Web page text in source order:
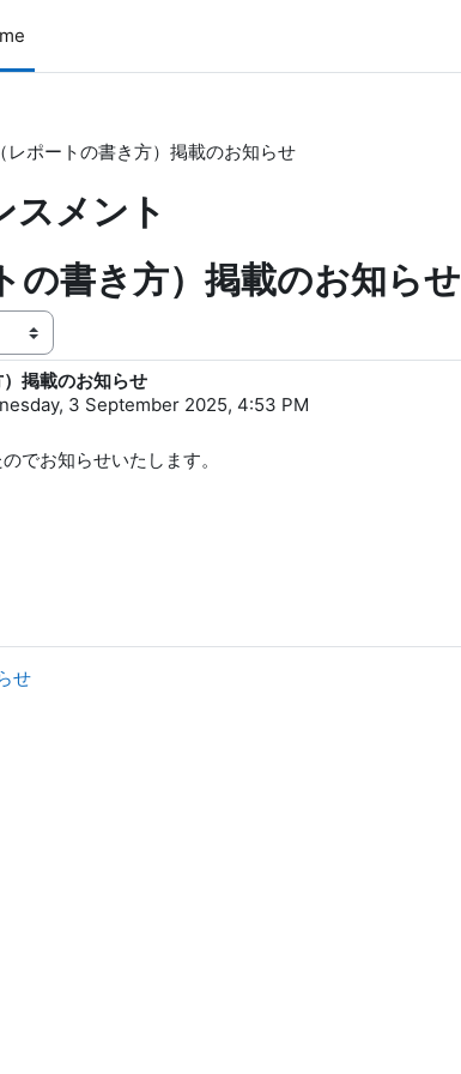
レポートの書き方）掲載のお知らせ
スメント
の書き方）掲載のお知らせ
掲載のお知らせ
3 September 2025, 4:53 PM
でお知らせいたします。
せ